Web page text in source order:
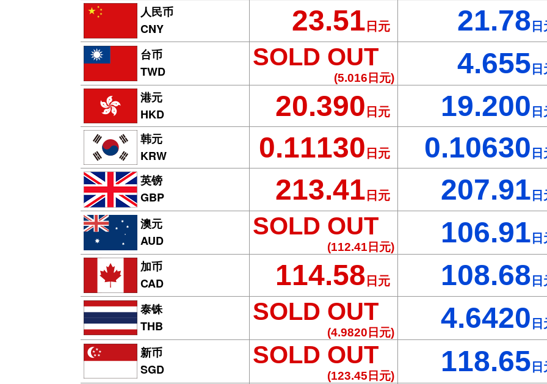
人民币
CNY
23.51 日元 21.78
台币
TWD
SOLD OUT
(5.016 日元) 4.655
港元
HKD
20.390 日元 19.200
韩元
KRW
0.11130 日元 0.10630
英镑
GBP
213.41 日元 207.91
澳元
AUD
SOLD OUT
(112.41 日元) 106.91
加币
CAD
114.58 日元 108.68
泰铢
THB
SOLD OUT
(4.9820 日元) 4.6420
新币
SGD
SOLD OUT
(123.45 日元) 118.65